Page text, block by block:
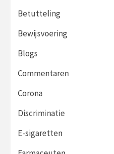
Betutteling
Bewijsvoering
Blogs
Commentaren
Corona
Discriminatie
E-sigaretten